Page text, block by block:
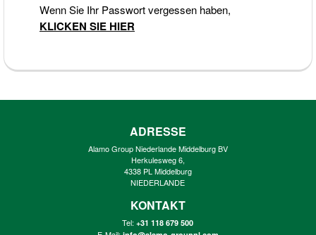
Wenn Sie Ihr Passwort vergessen haben,
KLICKEN SIE HIER
ADRESSE
Alamo Group Niederlande Middelburg BV
Herkulesweg 6,
4338 PL Middelburg
NIEDERLANDE
KONTAKT
Tel:+31 118 679 500